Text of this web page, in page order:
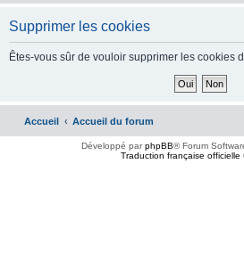
Supprimer les cookies
Êtes-vous sûr de vouloir supprimer les cookies
Accueil Accueil du forum
Développé parphpBB® Forum
Traduction française officielle